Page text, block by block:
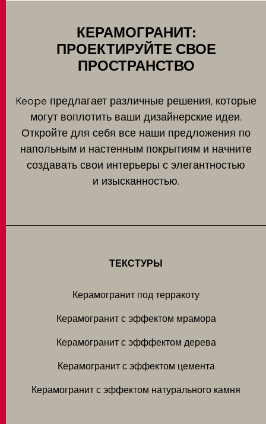
КЕРАМОГРАНИТ:
ПРОЕКТИРУЙТЕ СВОЕ
ПРОСТРАНСТВО
Keope предлагает различные решения, которые
могут воплотить ваши дизайнерские идеи.
Откройте для себя все наши предложения по
напольным и настенным покрытиям и начните
создавать свои интерьеры с элегантностью
и изысканностью.
ТЕКСТУРЫ
Керамогранит под терракоту
Керамогранит с эффектом мрамора
Керамогранит с эфффектом дерева
Керамогранит с эффектом цемента
Керамогранит с эффектом натурального камня